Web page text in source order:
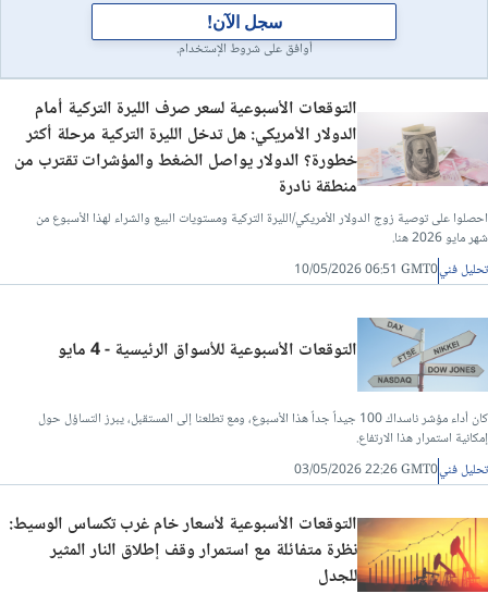
سجل الآن!
أوافق على شروط الإستخدام.
التوقعات الأسبوعية لسعر صرف الليرة التركية أمام
الدولار الأمريكي: هل تدخل الليرة التركية مرحلة أكثر
خطورة؟ الدولار يواصل الضغط والمؤشرات تقترب من
منطقة نادرة
احصلوا على توصية زوج الدولار الأمريكي/الليرة التركية ومستويات البيع والشراء لهذا الأسبوع من
شهر مايو 2026 هنا.
تحليل فني10/05/2026 06:51 GMT0
التوقعات الأسبوعية للأسواق الرئيسية - 4 مايو
كان أداء مؤشر ناسداك 100 جيداً جداً هذا الأسبوع، ومع تطلعنا إلى المستقبل، يبرز التساؤل حول
إمكانية استمرار هذا الارتفاع.
تحليل فني03/05/2026 22:26 GMT0
التوقعات الأسبوعية لأسعار خام غرب تكساس الوسيط:
نظرة متفائلة مع استمرار وقف إطلاق النار المثير
للجدل